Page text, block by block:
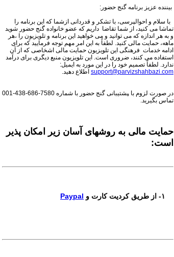
Ganj e Hozour audio Program # 106
برنامه صوتی شماره ۱۰۶ گنج حضور
Parviz Shahbazi
Ganj e Hozour audio Program # 107
برنامه صوتی شماره ۱۰۷ گنج حضور
Ganj e Hozour audio Program # 108
Ganj e Hozour audio Program # 109
Ganj e Hozour audio Program # 110
Parviz Shahbazi
Ganj e Hozour audio Program # 111
Ganj e Hozour audio Program # 113
بیننده عزیز برنامه گنج حضور:
با سلام و احوالپرسی، با تشکر و قدردانی ازشما که این برنامه را
تماشا می کنید، از شما تقاضا داریم که عضو خانواده گنج حضور شوید
و به هر اندازه که می توانید و می خواهید این برنامه و تلویزیون را ،هر
ماهه، حمایت مالی کنید. لطفاً به این امر مهم توجه فرمایید که برای
ادامه خدمات فرهنگی این تلویزیون حمایت مالی اشخاصی که از آن
استفاده می کنند، ضروری است. این تلویزیون منبع دیگری برای درآمد
ندارد. لطفاً تصمیم خود را در این مورد به ایمیل:
support@parvizshahbazi.com اطلاع دهید.
در صورت لزوم با ‍پشتیبانی گنج حضور با شماره 001-438-686-7580
تماس بگیرید.
حمایت مالی به روشهای آسان زیر امکان پذیر
است:
Paypal